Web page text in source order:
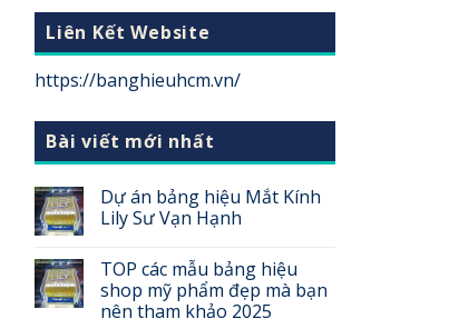
Liên Kết Website
https://banghieuhcm.vn/
Bài viết mới nhất
Dự án bảng hiệu Mắt Kính
Lily Sư Vạn Hạnh
TOP các mẫu bảng hiệu
shop mỹ phẩm đẹp mà bạn
nên tham khảo 2025